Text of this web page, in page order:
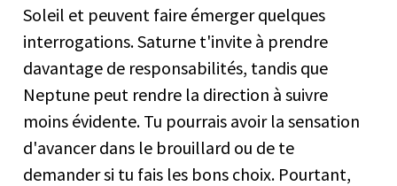
Soleil et peuvent faire émerger quelques
interrogations. Saturne t'invite à prendre
davantage de responsabilités, tandis que
Neptune peut rendre la direction à suivre
moins évidente. Tu pourrais avoir la sensation
d'avancer dans le brouillard ou de te
demander si tu fais les bons choix. Pourtant,